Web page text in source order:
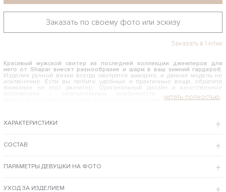
Заказать по своему фото или эскизу
Заказать в 1 клик
Красивый мужской свитер
из последней коллекции джемперов для
него от Shapar внесет разнообразие и шарм в ваш зимний гардероб.
Изделия ручной вязки всегда смотрятся шикарно, и данная модель не
исключение. Если вы любите удобные и практичные вещи, обратите
внимание на этот джемпер. Оригинальный дизайн и качественное
исполнение – отличительные особенности бренда, которые
Связанный вручную джемпер идеален для создания городского и
вязаную одежду ручной работы. В паре с джинсами или вельветовыми
брюками такой свитерок составит чудесный ансамбль. В прохладную
ХАРАКТЕРИСТИКИ
СОСТАВ
ПАРАМЕТРЫ ДЕВУШКИ НА ФОТО
УХОД ЗА ИЗДЕЛИЕМ